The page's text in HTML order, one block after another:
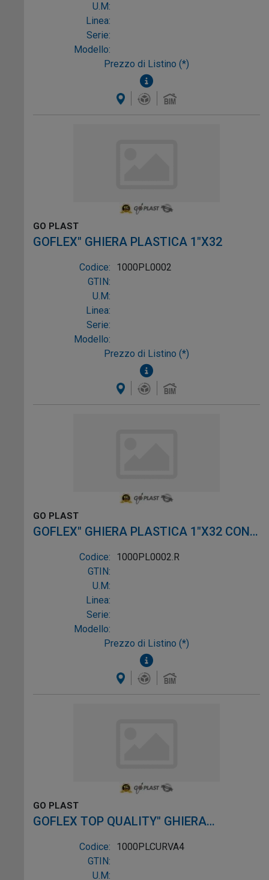
U.M:
Linea:
Serie:
Modello:
Prezzo di Listino (*)
GO PLAST
GOFLEX" GHIERA PLASTICA 1"X32
Codice:
1000PL0002
GTIN:
U.M:
Linea:
Serie:
Modello:
Prezzo di Listino (*)
GO PLAST
GOFLEX" GHIERA PLASTICA 1"X32 CON
ROSETTA
Codice:
1000PL0002.R
GTIN:
U.M:
Linea:
Serie:
Modello:
Prezzo di Listino (*)
GO PLAST
GOFLEX TOP QUALITY" GHIERA
PLASTICA SALVASPAZIO 1"1/4X32/40
Codice:
1000PLCURVA4
GTIN:
U.M: